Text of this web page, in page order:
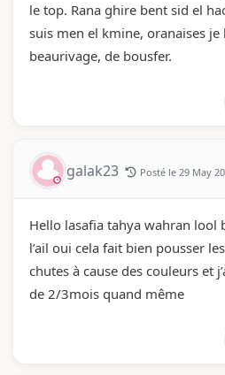
le top. Rana ghire bent sid el
suis men el kmine, oranaises
beaurivage, de bousfer.
galak23 Posté le 29 May
Hello lasafia tahya wahran lool
l’ail oui cela fait bien pousser
chutes à cause des couleurs et
de 2/3mois quand même